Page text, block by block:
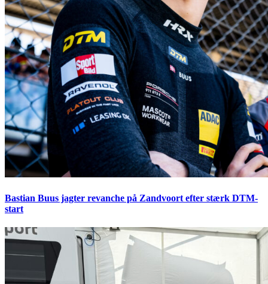
Bastian Buus jagter revanche på Zandvoort efter stærk DTM-
start